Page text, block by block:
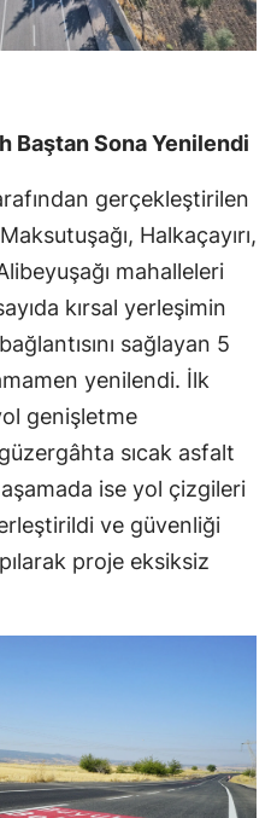
Baştan Sona Yenilendi
gerçekleştirilen
Halkaçayırı,
mahalleleri
kırsal yerleşimin
sağlayan 5
yenilendi. İlk
genişletme
güzergâhta sıcak asfalt
ise yol çizgileri
ve güvenliği
proje eksiksiz